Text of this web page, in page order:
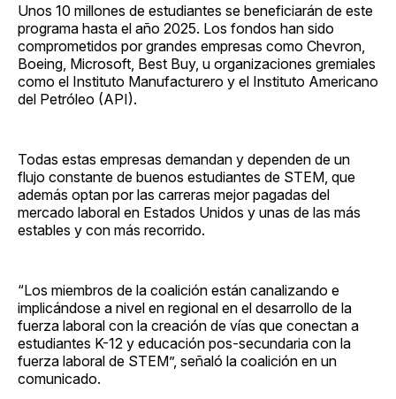
Unos 10 millones de estudiantes se beneficiarán de este
programa hasta el año 2025. Los fondos han sido
comprometidos por grandes empresas como Chevron,
Boeing, Microsoft, Best Buy, u organizaciones gremiales
como el Instituto Manufacturero y el Instituto Americano
del Petróleo (API).
Todas estas empresas demandan y dependen de un
flujo constante de buenos estudiantes de STEM, que
además optan por las carreras mejor pagadas del
mercado laboral en Estados Unidos y unas de las más
estables y con más recorrido.
“Los miembros de la coalición están canalizando e
implicándose a nivel en regional en el desarrollo de la
fuerza laboral con la creación de vías que conectan a
estudiantes K-12 y educación pos-secundaria con la
fuerza laboral de STEM”, señaló la coalición en un
comunicado.